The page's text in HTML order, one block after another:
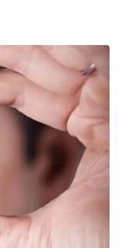
ialah
kerana